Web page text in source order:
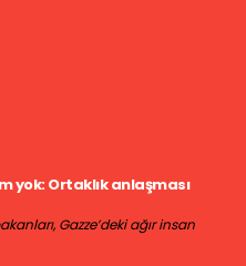
yok: Ortaklık anlaşması
Gazze’deki ağır insan